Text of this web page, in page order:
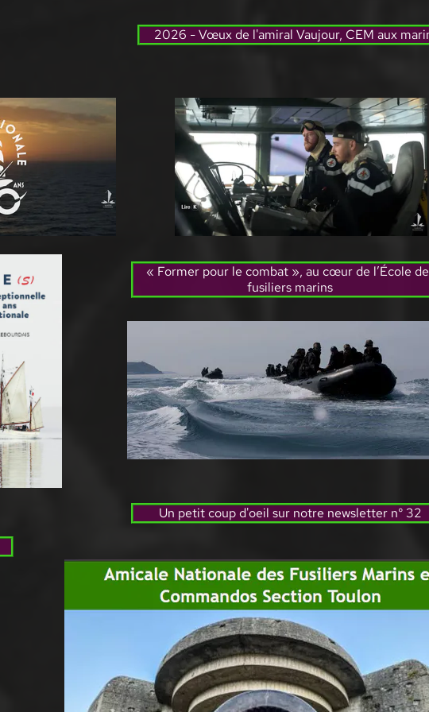
2026 - Vœux de l'amiral Vaujour, CEM aux
« Former pour le combat », au cœur de l’École
fusiliers marins
Un petit coup d'oeil sur notre newsletter n° 32